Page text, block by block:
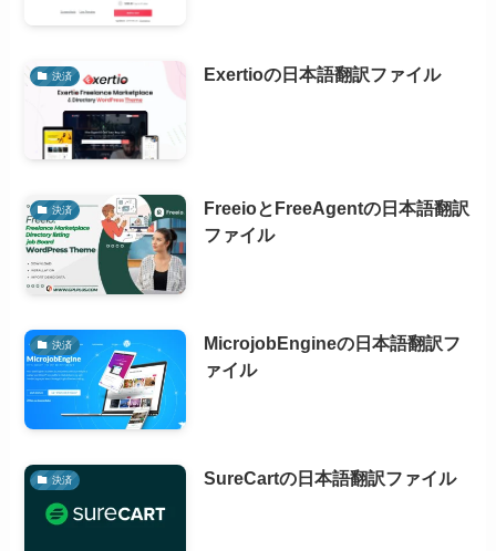
決済 Exertioの日本語翻訳ファイル
決済
FreeioとFreeAgentの日本語翻訳
ファイル
決済
MicrojobEngineの日本語翻訳フ
ァイル
決済 SureCartの日本語翻訳ファイル